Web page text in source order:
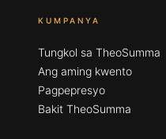
KUMPANYA
Tungkol sa TheoSumma
Ang aming kwento
Pagpepresyo
Bakit TheoSumma